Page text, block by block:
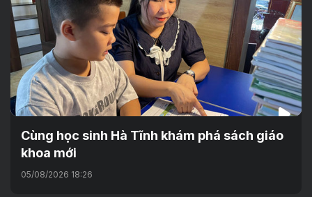
Cùng học sinh Hà Tĩnh khám phá sách giáo
khoa mới
05/08/2026 18:26